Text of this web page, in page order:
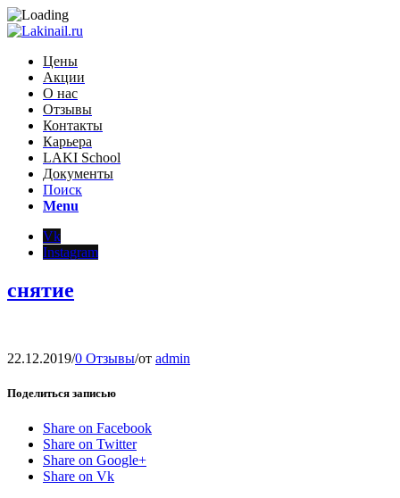
Цены
Акции
О нас
Отзывы
Контакты
Карьера
LAKI School
Документы
Поиск
Menu
Vk
Instagram
снятие
22.12.2019/0 Отзывы/от admin
Поделиться записью
Share on Facebook
Share on Twitter
Share on Google+
Share on Vk